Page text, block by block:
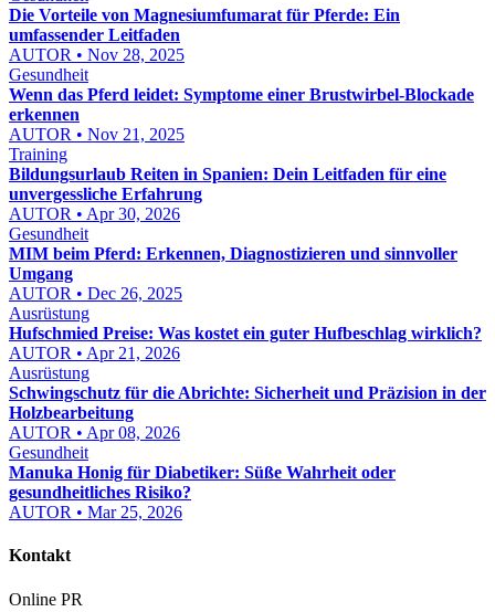
Die Vorteile von Magnesiumfumarat für Pferde: Ein
umfassender Leitfaden
AUTOR • Nov 28, 2025
Gesundheit
Wenn das Pferd leidet: Symptome einer Brustwirbel-Blockade
erkennen
AUTOR • Nov 21, 2025
Training
Bildungsurlaub Reiten in Spanien: Dein Leitfaden für eine
unvergessliche Erfahrung
AUTOR • Apr 30, 2026
Gesundheit
MIM beim Pferd: Erkennen, Diagnostizieren und sinnvoller
Umgang
AUTOR • Dec 26, 2025
Ausrüstung
Hufschmied Preise: Was kostet ein guter Hufbeschlag wirklich?
AUTOR • Apr 21, 2026
Ausrüstung
Schwingschutz für die Abrichte: Sicherheit und Präzision in der
Holzbearbeitung
AUTOR • Apr 08, 2026
Gesundheit
Manuka Honig für Diabetiker: Süße Wahrheit oder
gesundheitliches Risiko?
AUTOR • Mar 25, 2026
Kontakt
Online PR